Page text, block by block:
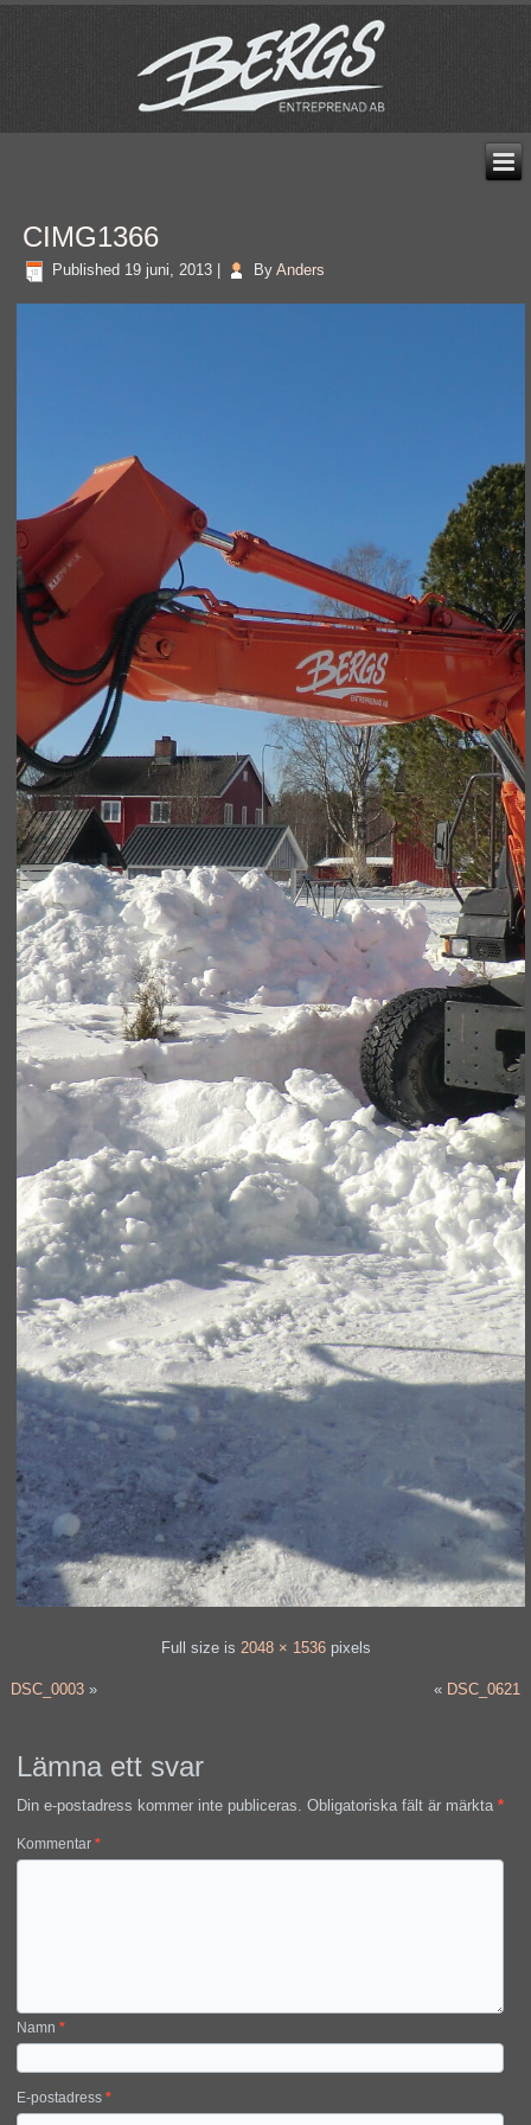
CIMG1366
Published 19 juni, 2013 By Anders
Full size is 2048 × 1536pixels
DSC_0003 » « DSC_0621
Lämna ett svar
Din e-postadress kommer inte publiceras. Obligatoriska fält är märkta*
Kommentar*
Namn*
E-postadress*